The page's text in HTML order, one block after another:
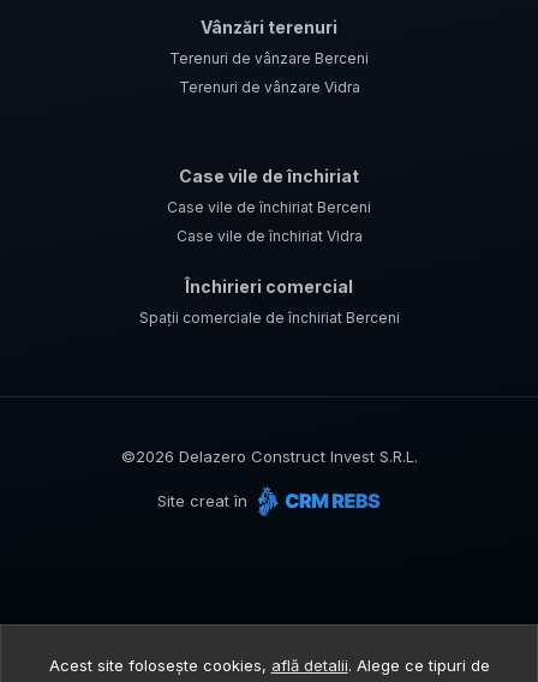
Vânzări terenuri
Terenuri de vânzare Berceni
Terenuri de vânzare Vidra
Case vile de închiriat
Case vile de închiriat Berceni
Case vile de închiriat Vidra
Închirieri comercial
Spații comerciale de închiriat Berceni
©2026 Delazero Construct Invest S.R.L.
Site creat în
Acest site folosește cookies, află detalii. Alege ce tipuri de